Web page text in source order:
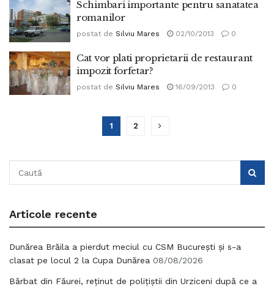
Schimbari importante pentru sanatatea
romanilor
postat de Silviu Mares 02/10/2013 0
Cat vor plati proprietarii de restaurant
impozit forfetar?
postat de Silviu Mares 16/09/2013 0
1 2
Articole recente
Dunărea Brăila a pierdut meciul cu CSM București și s-a
clasat pe locul 2 la Cupa Dunărea 08/08/2026
Bărbat din Făurei, reținut de polițiștii din Urziceni după ce a